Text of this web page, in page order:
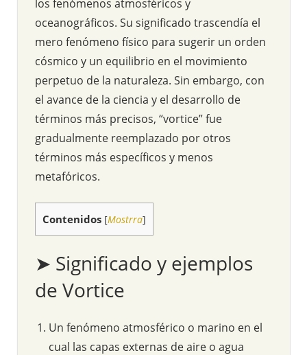
los fenómenos atmosféricos y
oceanográficos. Su significado trascendía el
mero fenómeno físico para sugerir un orden
cósmico y un equilibrio en el movimiento
perpetuo de la naturaleza. Sin embargo, con
el avance de la ciencia y el desarrollo de
términos más precisos, “vortice” fue
gradualmente reemplazado por otros
términos más específicos y menos
metafóricos.
Contenidos [Mostrra]
➤ Significado y ejemplos
de Vortice
Un fenómeno atmosférico o marino en el
cual las capas externas de aire o agua